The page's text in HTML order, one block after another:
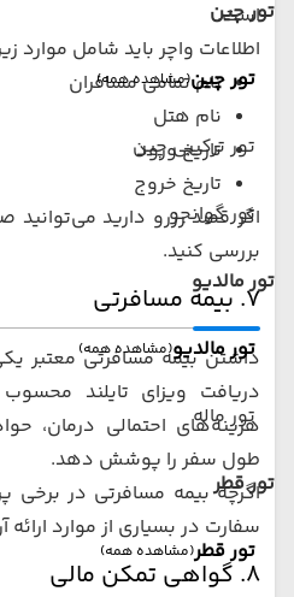
تور چین
تور چین(مشاهده همه)
تور ترکیبی چین
تور گوانجو
تور مالدیو
تور مالدیو(مشاهده همه)
تور ماله
تور قطر
تور قطر(مشاهده همه)
است.
اطلاعات واچر باید شامل موارد
نام تمامی مسافران
نام هتل
تاریخ ورود
تاریخ خروج
اگر قصد رزرو دارید می‌توانید
بررسی کنید.
۷. بیمه مسافرتی
داشتن بیمه مسافرتی معتبر
دریافت ویزای تایلند
هزینه‌های احتمالی درمان،
طول سفر را پوشش دهد.
اگرچه بیمه مسافرتی در برخی
سفارت در بسیاری از موارد
۸. گواهی تمکن مالی